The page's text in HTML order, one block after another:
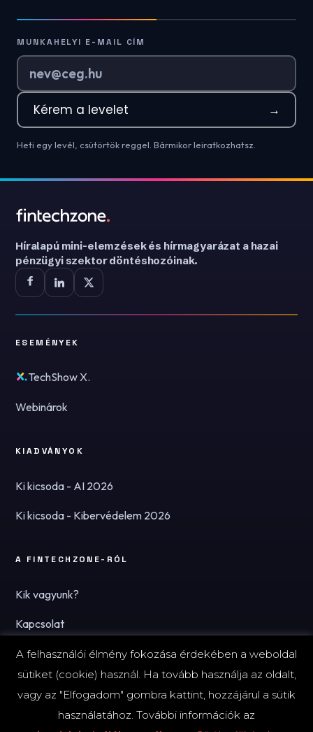
MUNKAHELYI E-MAIL CÍM
Kérem a levelet →
Heti egy levél, csütörtök reggel. Bármikor leiratkozhatsz.
Híralapú mini-elemzések és hírmagyarázat a hazai
pénzügyi szektor döntéshozóinak.
ESEMÉNYEK
TechShow X.
Webinárok
KIADVÁNYOK
Ki kicsoda - AI 2026
Ki kicsoda - Kibervédelem 2026
A FINTECHZONE-RÓL
Kik vagyunk?
Kapcsolat
Hírlevél
A felhasználói élmény fokozása érdekében a weboldal
sütiket (cookie) használ. Ha tovább használja az oldalt,
vagy az "Elfogadom" gombra kattint, hozzájárul a sütik
használatához. További információk az